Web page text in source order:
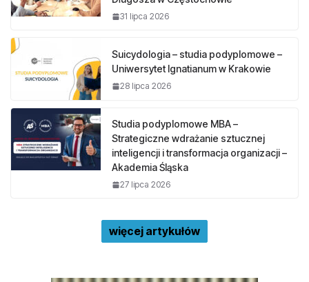
31 lipca 2026
Suicydologia – studia podyplomowe –
Uniwersytet Ignatianum w Krakowie
28 lipca 2026
Studia podyplomowe MBA –
Strategiczne wdrażanie sztucznej
inteligencji i transformacja organizacji –
Akademia Śląska
27 lipca 2026
więcej artykułów